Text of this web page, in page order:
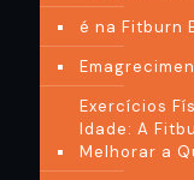
é na Fitburn
Exercícios
Idade: A
Melhorar a